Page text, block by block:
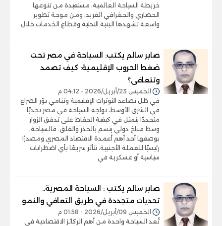
خريطة السياحة العالمية، مستفيدة من تنوعها
الحضاري والجغرافي الفريد، ومن موجة تطوير
واسعة تشهدها البنية التحتية وقطاع الخدمات خلال
صابر سالم يكتب: السياحة في مصر تحت
ضغط الحروب الإقليمية: كيف تصمد
وتتعافى؟
الخميس 23/أبريل/2026 - 04:12 م
في ظل تصاعد التوترات الإقليمية وتنامي بؤر الصراع
في الشرق الأوسط، تواجه السياحة في مصر تحديًا
متجددًا يتمثل في كيفية الحفاظ على تدفق الزوار
وسط مناخ دولي يتسم بالحذر والقلق. فالسياحة،
بوصفها أحد أهم أعمدة الاقتصاد المصري ومصدرًا
رئيسيًا للعملة الأجنبية، تتأثر سريعًا بأي اضطرابات
سياسية أو عسكرية في
صابر سالم يكتب : السياحة المصرية..
تحديات متجددة في طريق التعافي والنمو
الخميس 09/أبريل/2026 - 01:58 م
تُعد السياحة واحدة من أهم الركائز الاقتصادية في